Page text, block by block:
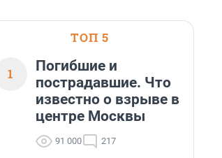
ТОП 5
1
Погибшие и
пострадавшие. Что
известно о взрыве в
центре Москвы
91 000 217